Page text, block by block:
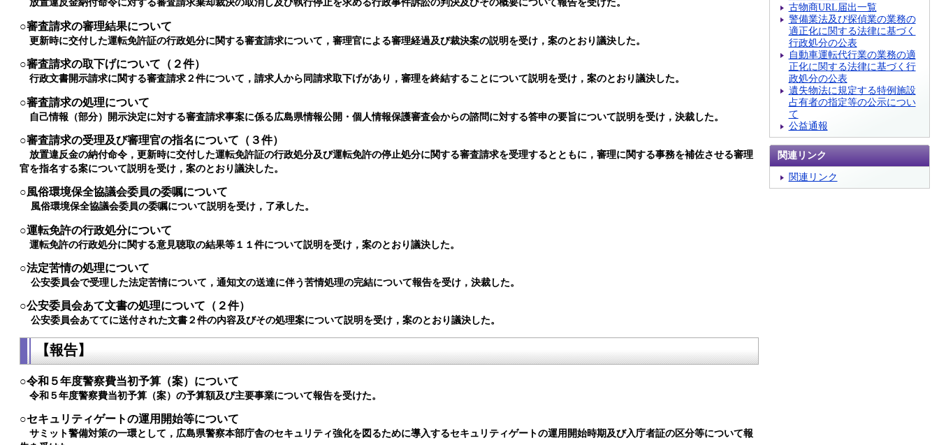
放置違反金納付命令に対する審査請求棄却裁決の取消し及び執行停止を求める行政事件訴訟の判決及びその概要について報告を受けた。
○審査請求の審理結果について
更新時に交付した運転免許証の行政処分に関する審査請求について，審理官による審理経過及び裁決案の説明を受け，案のとおり議決した。
○審査請求の取下げについて（２件）
行政文書開示請求に関する審査請求２件について，請求人から同請求取下げがあり，審理を終結することについて説明を受け，案のとおり議決した。
○審査請求の処理について
自己情報（部分）開示決定に対する審査請求事案に係る広島県情報公開・個人情報保護審査会からの諮問に対する答申の要旨について説明を受け，決裁した。
○審査請求の受理及び審理官の指名について（３件）
放置違反金の納付命令，更新時に交付した運転免許証の行政処分及び運転免許の停止処分に関する審査請求を受理するとともに，審理に関する事務を補佐させる審理
官を指名する案について説明を受け，案のとおり議決した。
○風俗環境保全協議会委員の委嘱について
風俗環境保全協議会委員の委嘱について説明を受け，了承した。
○運転免許の行政処分について
運転免許の行政処分に関する意見聴取の結果等１１件について説明を受け，案のとおり議決した。
○法定苦情の処理について
公安委員会で受理した法定苦情について，通知文の送達に伴う苦情処理の完結について報告を受け，決裁した。
○公安委員会あて文書の処理について（２件）
公安委員会あててに送付された文書２件の内容及びその処理案について説明を受け，案のとおり議決した​。
【報告】
○​令和５年度警察費当初予算（案）について
令和５年度警察費当初予算（案）の予算額及び主要事業について報告を受けた。
○セキュリティゲートの運用開始等について
サミット警備対策の一環として，広島県警察本部庁舎のセキュリティ強化を図るために導入するセキュリティゲートの運用開始時期及び入庁者証の区分等について報
古物商URL届出一覧
警備業法及び探偵業の業務の
適正化に関する法律に基づく
行政処分の公表
自動車運転代行業の業務の適
正化に関する法律に基づく行
政処分の公表
遺失物法に規定する特例施設
占有者の指定等の公示につい
て
公益通報
関連リンク
関連リンク